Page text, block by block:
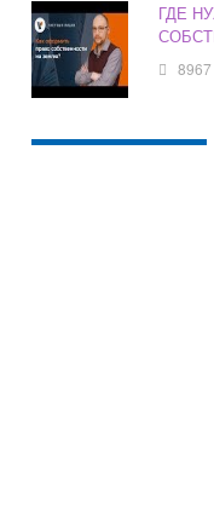
ГДЕ
8967